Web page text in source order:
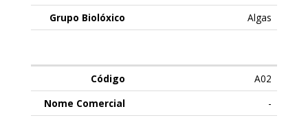
Algas
A02
-